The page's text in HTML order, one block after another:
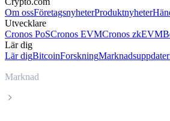
Om ossFöretagsnyheterProduktnyheter
Utvecklare
Cronos PoSCronos EVMCronos zkEVM
Lär dig
Lär digBitcoinForskning
Marknad